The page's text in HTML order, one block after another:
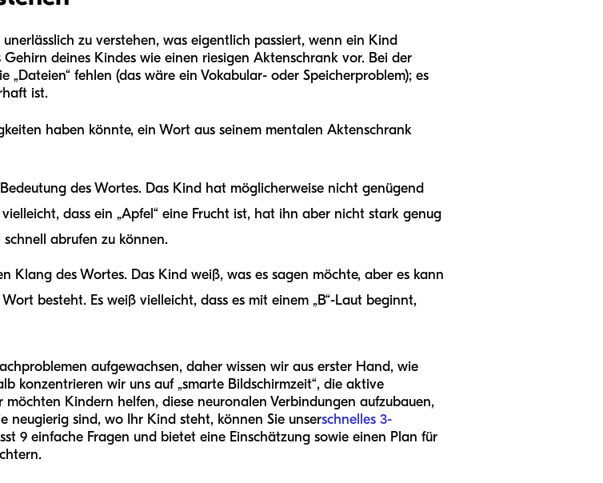
zu verstehen, was eigentlich passiert, wenn ein Kind
deines Kindes wie einen riesigen Aktenschrank vor. Bei der
fehlen (das wäre ein Vokabular- oder Speicherproblem); es
ist.
haben könnte, ein Wort aus seinem mentalen Aktenschrank
des Wortes. Das Kind hat möglicherweise nicht genügend
dass ein „Apfel“ eine Frucht ist, hat ihn aber nicht stark genug
schnell abrufen zu können.
Klang des Wortes. Das Kind weiß, was es sagen möchte, aber es kann
besteht. Es weiß vielleicht, dass es mit einem „B“-Laut beginnt,
aufgewachsen, daher wissen wir aus erster Hand, wie
konzentrieren wir uns auf „smarte Bildschirmzeit“, die aktive
Kindern helfen, diese neuronalen Verbindungen aufzubauen,
neugierig sind, wo Ihr Kind steht, können Sie unserschnelles 3-
9 einfache Fragen und bietet eine Einschätzung sowie einen Plan für